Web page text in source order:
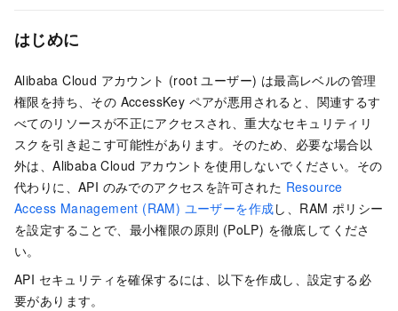
はじめに
Alibaba Cloud アカウント (root ユーザー) は最高レベルの管理
権限を持ち、その AccessKey ペアが悪用されると、関連するす
べてのリソースが不正にアクセスされ、重大なセキュリティリ
スクを引き起こす可能性があります。そのため、必要な場合以
外は、Alibaba Cloud アカウントを使用しないでください。その
代わりに、API のみでのアクセスを許可された Resource
Access Management (RAM) ユーザーを作成し、RAM ポリシー
を設定することで、最小権限の原則 (PoLP) を徹底してくださ
い。
API セキュリティを確保するには、以下を作成し、設定する必
要があります。